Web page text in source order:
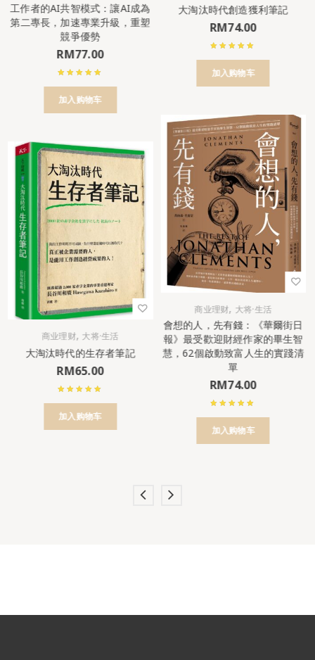
工作者的AI共智模式：讓AI成為
第二專長，加速專業升級，重塑
競爭優勢
RM77.00
加入购物车
商业理财, 大将·生活
大淘汰時代的生存者筆記
RM65.00
加入购物车
大淘汰時代創造獲利筆記
RM74.00
加入购物车
商业理财, 大将·生活
會想的人，先有錢：《華爾街日
報》最受歡迎財經作家的畢生智
慧，62個啟動致富人生的實踐清
單
RM74.00
加入购物车